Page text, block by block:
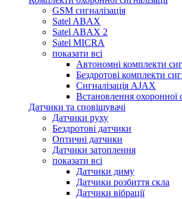
GSM сигналізація
Satel ABAX
Satel ABAX 2
Satel MICRA
показати всі
Автономні комплекти
Бездротові комплекти
Сигналізація AJAX
Встановлення охоронної
Датчики та сповіщувачі
Датчики руху
Бездротові датчики
Оптичні датчики
Датчики затоплення
показати всі
Датчики диму
Датчики розбиття скла
Датчики вібрації